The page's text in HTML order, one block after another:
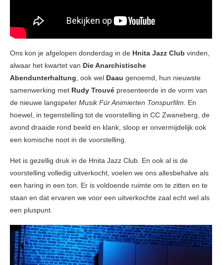
Ons kon je afgelopen donderdag in de Hnita Jazz Club vinden,
alwaar het kwartet van Die Anarchistische
Abendunterhaltung , ook wel Daau genoemd, hun nieuwste
samenwerking met Rudy Trouvé presenteerde in de vorm van
de nieuwe langspeler Musik Für Animierten Tonspurfilm . En
hoewel, in tegenstelling tot de voorstelling in CC Zwaneberg, de
avond draaide rond beeld en klank, sloop er onvermijdelijk ook
een komische noot in de voorstelling.
Het is gezellig druk in de Hnita Jazz Club. En ook al is de
voorstelling volledig uitverkocht, voelen we ons allesbehalve als
een haring in een ton. Er is voldoende ruimte om te zitten en te
staan en dat ervaren we voor een uitverkochte zaal echt wel als
een pluspunt.